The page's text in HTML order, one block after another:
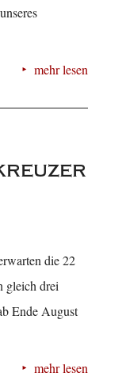
mehr lesen
die 22
gleich drei
Ende August
mehr lesen